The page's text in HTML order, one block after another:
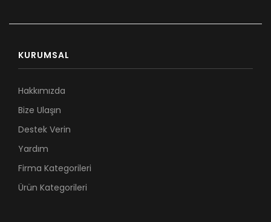
KURUMSAL
Hakkımızda
Bize Ulaşın
Destek Verin
Yardım
Firma Kategorileri
Ürün Kategorileri